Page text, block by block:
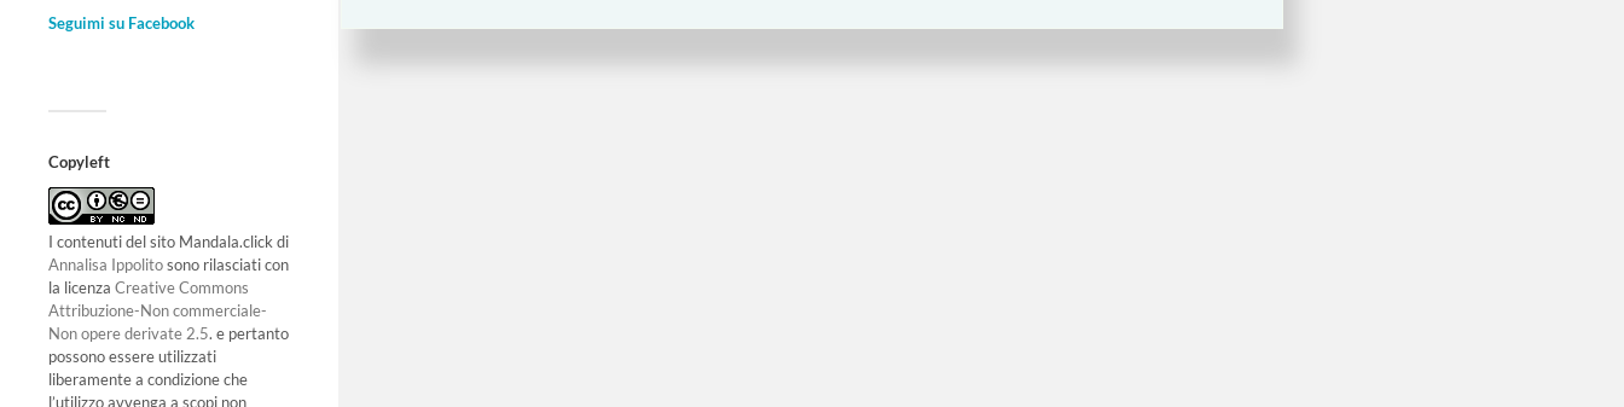
Seguimi su Facebook
Copyleft
I contenuti del sito Mandala.click di
Annalisa Ippolitosono rilasciati con
la licenza Creative Commons
Attribuzione-Non commerciale-
Non opere derivate 2.5. e pertanto
possono essere utilizzati
liberamente a condizione che
l’utilizzo avvenga a scopi non